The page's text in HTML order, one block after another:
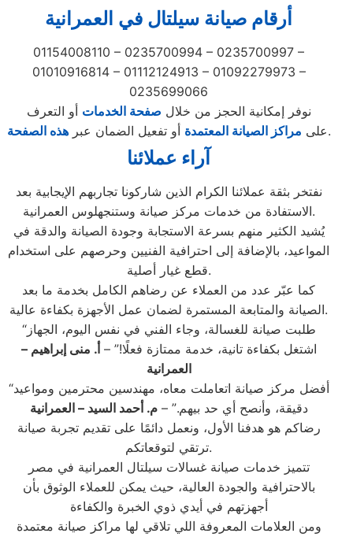
أرقام صيانة سيلتال في العمرانية
01154008110 – 0235700994 – 0235700997 –
01010916814 – 01112124913 – 01092279973 –
0235699066
نوفر إمكانية الحجز من خلال صفحة الخدمات أو التعرف
على مراكز الصيانة المعتمدة أو تفعيل الضمان عبرهذه الصفحة .
آراء عملائنا
نفتخر بثقة عملائنا الكرام الذين شاركونا تجاربهم الإيجابية بعد
الاستفادة من خدمات مركز صيانة وستنجهلوس العمرانية.
يُشيد الكثير منهم بسرعة الاستجابة وجودة الصيانة والدقة في
المواعيد، بالإضافة إلى احترافية الفنيين وحرصهم على استخدام
قطع غيار أصلية.
كما عبّر عدد من العملاء عن رضاهم الكامل بخدمة ما بعد
الصيانة والمتابعة المستمرة لضمان عمل الأجهزة بكفاءة عالية.
“طلبت صيانة للغسالة، وجاء الفني في نفس اليوم، الجهاز
اشتغل بكفاءة تانية، خدمة ممتازة فعلًا!” – أ. منى إبراهيم –
العمرانية
“أفضل مركز صيانة اتعاملت معاه، مهندسين محترمين ومواعيد
دقيقة، وأنصح أي حد بيهم.” –م. أحمد السيد – العمرانية
رضاكم هو هدفنا الأول، ونعمل دائمًا على تقديم تجربة صيانة
ترتقي لتوقعاتكم.
تتميز خدمات صيانة غسالات سيلتال العمرانية في مصر
بالاحترافية والجودة العالية، حيث يمكن للعملاء الوثوق بأن
أجهزتهم في أيدي ذوي الخبرة والكفاءة
ومن العلامات المعروفة اللي تلاقي لها مراكز صيانة معتمدة